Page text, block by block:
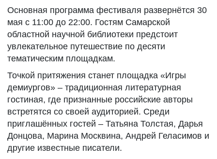
Основная программа фестиваля развернётся 30
мая с 11:00 до 22:00. Гостям Самарской
областной научной библиотеки предстоит
увлекательное путешествие по десяти
тематическим площадкам.
Точкой притяжения станет площадка «Игры
демиургов» – традиционная литературная
гостиная, где признанные российские авторы
встретятся со своей аудиторией. Среди
приглашённых гостей – Татьяна Толстая, Дарья
Донцова, Марина Москвина, Андрей Геласимов и
другие известные писатели.